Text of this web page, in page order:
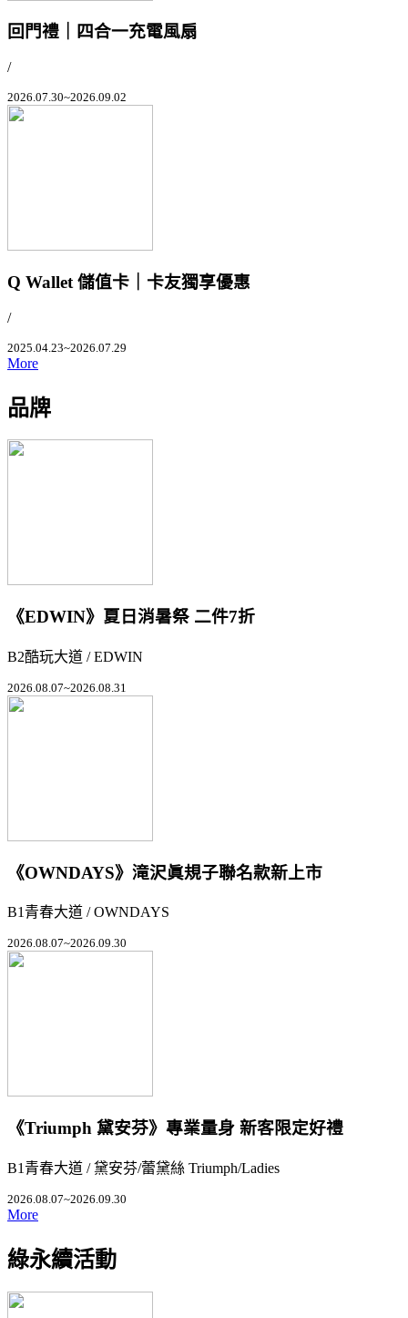
回門禮｜四合一充電風扇
/
2026.07.30~2026.09.02
Q Wallet 儲值卡｜卡友獨享優惠
/
2025.04.23~2026.07.29
More
品牌
《EDWIN》夏日消暑祭 二件7折
B2酷玩大道 / EDWIN
2026.08.07~2026.08.31
《OWNDAYS》滝沢眞規子聯名款新上市
B1青春大道 / OWNDAYS
2026.08.07~2026.09.30
《Triumph 黛安芬》專業量身 新客限定好禮
B1青春大道 / 黛安芬/蕾黛絲 Triumph/Ladies
2026.08.07~2026.09.30
More
綠永續活動